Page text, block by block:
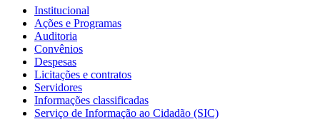
Institucional
Ações e Programas
Auditoria
Convênios
Despesas
Licitações e contratos
Servidores
Informações classificadas
Serviço de Informação ao Cidadão (SIC)